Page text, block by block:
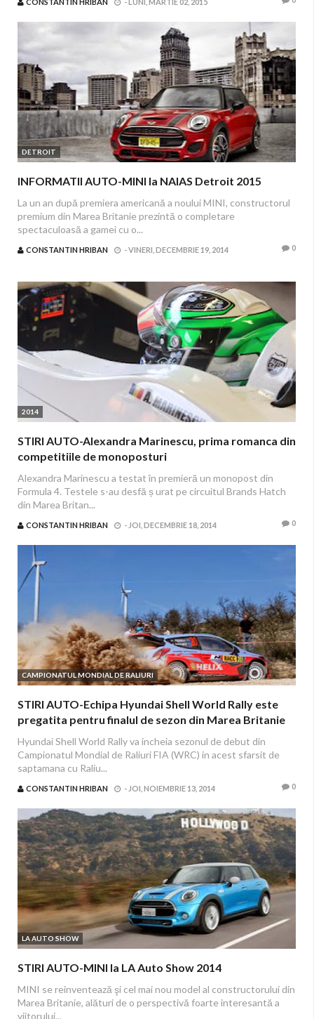
DETROIT
INFORMATII AUTO-MINI la NAIAS Detroit 2015
La un an după premiera americană a noului MINI, constructorul
premium din Marea Britanie prezintă o completare
spectaculoasă a gamei cu o...
CONSTANTIN HRIBAN -VINERI, DECEMBRIE 19, 2014 0
2014
STIRI AUTO-Alexandra Marinescu, prima romanca din
competitiile de monoposturi
Alexandra Marinescu a testat în premieră un monopost din
Formula 4. Testele s-au desfă ș urat pe circuitul Brands Hatch
din Marea Britan...
CONSTANTIN HRIBAN - JOI, DECEMBRIE 18, 2014 0
CAMPIONATUL MONDIAL DE RALIURI
STIRI AUTO-Echipa Hyundai Shell World Rally este
pregatita pentru finalul de sezon din Marea Britanie
Hyundai Shell World Rally va incheia sezonul de debut din
Campionatul Mondial de Raliuri FIA (WRC) in acest sfarsit de
saptamana cu Raliu...
CONSTANTIN HRIBAN - JOI, NOIEMBRIE 13, 2014 0
LA AUTO SHOW
STIRI AUTO-MINI la LA Auto Show 2014
MINI se reinventează şi cel mai nou model al constructorului din
Marea Britanie, alături de o perspectivă foarte interesantă a
viitorului...